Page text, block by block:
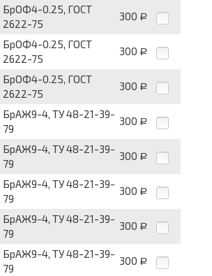
БрОФ4-0.25, ГОСТ
2622-75
300 Р
БрОФ4-0.25, ГОСТ
2622-75
300 Р
БрОФ4-0.25, ГОСТ
2622-75
300 Р
БрАЖ9-4, ТУ 48-21-39-
79
300 Р
БрАЖ9-4, ТУ 48-21-39-
79
300 Р
БрАЖ9-4, ТУ 48-21-39-
79
300 Р
БрАЖ9-4, ТУ 48-21-39-
79
300 Р
БрАЖ9-4, ТУ 48-21-39-
79
300 Р